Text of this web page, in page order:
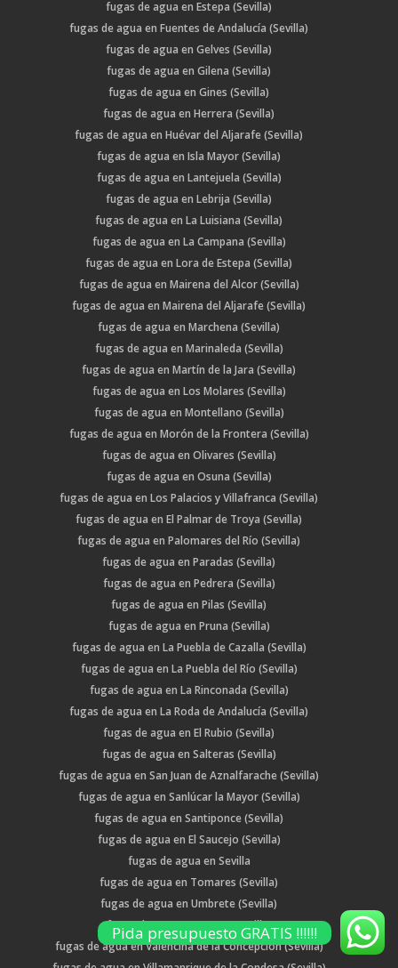
fugas de agua en Estepa (Sevilla)
fugas de agua en Fuentes de Andalucía (Sevilla)
fugas de agua en Gelves (Sevilla)
fugas de agua en Gilena (Sevilla)
fugas de agua en Gines (Sevilla)
fugas de agua en Herrera (Sevilla)
fugas de agua en Huévar del Aljarafe (Sevilla)
fugas de agua en Isla Mayor (Sevilla)
fugas de agua en Lantejuela (Sevilla)
fugas de agua en Lebrija (Sevilla)
fugas de agua en La Luisiana (Sevilla)
fugas de agua en La Campana (Sevilla)
fugas de agua en Lora de Estepa (Sevilla)
fugas de agua en Mairena del Alcor (Sevilla)
fugas de agua en Mairena del Aljarafe (Sevilla)
fugas de agua en Marchena (Sevilla)
fugas de agua en Marinaleda (Sevilla)
fugas de agua en Martín de la Jara (Sevilla)
fugas de agua en Los Molares (Sevilla)
fugas de agua en Montellano (Sevilla)
fugas de agua en Morón de la Frontera (Sevilla)
fugas de agua en Olivares (Sevilla)
fugas de agua en Osuna (Sevilla)
fugas de agua en Los Palacios y Villafranca (Sevilla)
fugas de agua en El Palmar de Troya (Sevilla)
fugas de agua en Palomares del Río (Sevilla)
fugas de agua en Paradas (Sevilla)
fugas de agua en Pedrera (Sevilla)
fugas de agua en Pilas (Sevilla)
fugas de agua en Pruna (Sevilla)
fugas de agua en La Puebla de Cazalla (Sevilla)
fugas de agua en La Puebla del Río (Sevilla)
fugas de agua en La Rinconada (Sevilla)
fugas de agua en La Roda de Andalucía (Sevilla)
fugas de agua en El Rubio (Sevilla)
fugas de agua en Salteras (Sevilla)
fugas de agua en San Juan de Aznalfarache (Sevilla)
fugas de agua en Sanlúcar la Mayor (Sevilla)
fugas de agua en Santiponce (Sevilla)
fugas de agua en El Saucejo (Sevilla)
fugas de agua en Sevilla
fugas de agua en Tomares (Sevilla)
fugas de agua en Umbrete (Sevilla)
fugas de agua en Utrera (Sevilla)
fugas de agua en Valencina de la Concepción (Sevilla)
Pida presupuesto GRATIS !!!!!!